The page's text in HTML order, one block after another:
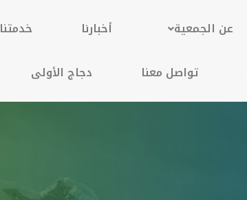
عن الجمعية أخبارنا خدمتنا
تواصل معنا دجاج الأولى